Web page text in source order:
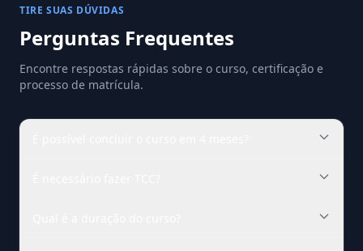
TIRE SUAS DÚVIDAS
Perguntas Frequentes
Encontre respostas rápidas sobre o curso, certificação e
processo de matrícula.